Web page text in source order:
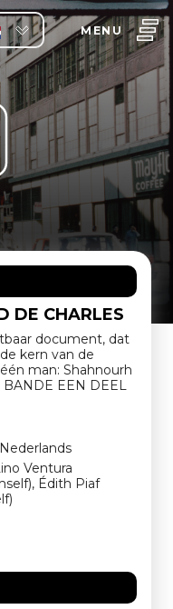
MENU
DE CHARLES
document, dat
kern van de
man: Shahnourh
EEN DEEL
Nederlands
Ventura
Édith Piaf